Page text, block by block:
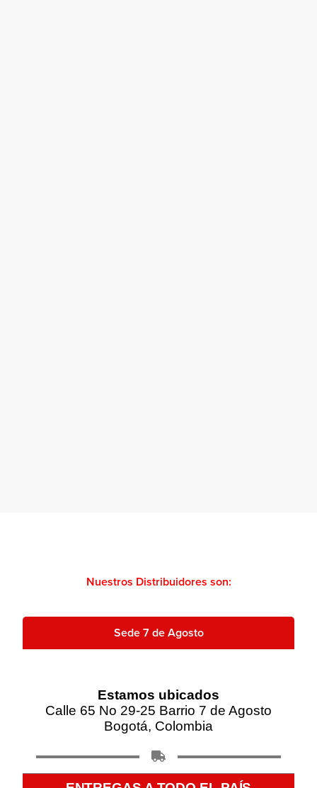
Nuestros Distribuidores son:
Sede 7 de Agosto
Estamos ubicados
Calle 65 No 29-25 Barrio 7 de Agosto
Bogotá, Colombia